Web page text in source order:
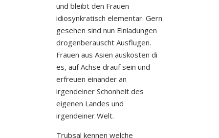
und bleibt den Frauen
idiosynkratisch elementar. Gern
gesehen sind nun Einladungen
drogenberauscht Ausflugen.
Frauen aus Asien auskosten di
es, auf Achse drauf sein und
erfreuen einander an
irgendeiner Schonheit des
eigenen Landes und
irgendeiner Welt.
Trubsal kennen welche